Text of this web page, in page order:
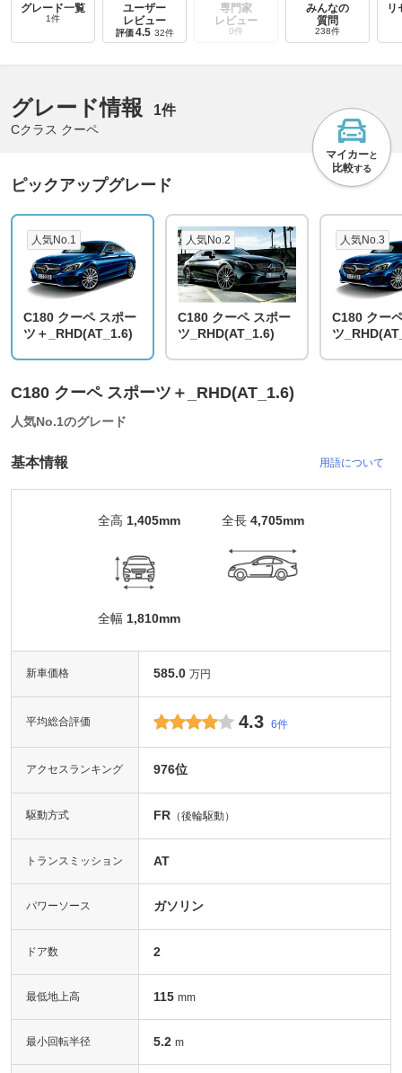
グレード一覧
1件
ユーザー
レビュー
評価 4.5 32件
専門家
レビュー
0件
みんなの
質問
238件
リ
グレード情報 1件
Cクラス クーペ
マイカーと
比較する
ピックアップグレード
人気No.1
C180 クーペ スポー
ツ＋_RHD(AT_1.6)
人気No.2
C180 クーペ スポー
ツ_RHD(AT_1.6)
人気No.3
C180 クー
ツ
C180 クーペ スポーツ＋_RHD(AT_1.6)
人気No.1のグレード
基本情報 用語について
全高 1,405mm
全幅 1,810mm
全長 4,705mm
新車価格 585.0 万円
平均総合評価 4.3 6件
アクセスランキング 976位
駆動方式 FR （後輪駆動）
トランスミッション AT
パワーソース ガソリン
ドア数 2
最低地上高 115 mm
最小回転半径 5.2 m